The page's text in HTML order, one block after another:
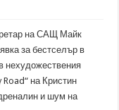
на САЩ Майк
за бестселър в
нехудожествения
на Кристин
и шум на